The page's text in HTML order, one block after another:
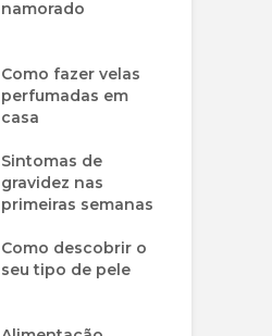
namorado
Como fazer velas
perfumadas em
casa
Sintomas de
gravidez nas
primeiras semanas
Como descobrir o
seu tipo de pele